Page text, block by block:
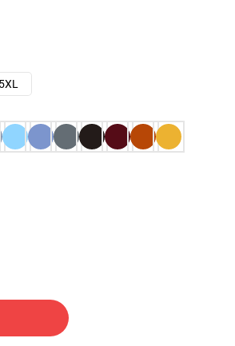
5XL